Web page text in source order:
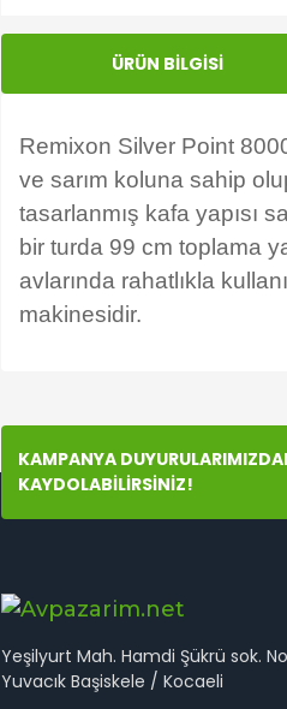
ÜRÜN BİLGİSİ
Remixon Silver Point
ve sarım koluna sahip
tasarlanmış kafa yapısı
bir turda 99 cm toplama
avlarında rahatlıkla
makinesidir.
Ürün resmi kalitesiz, bozuk
Bu ürüne benzer farklı
KAMPANYA
KAYDOLABİLİRSİNİZ!
Yeşilyurt Mah. Hamdi Şükrü sok.
Yuvacık Başiskele / Kocaeli